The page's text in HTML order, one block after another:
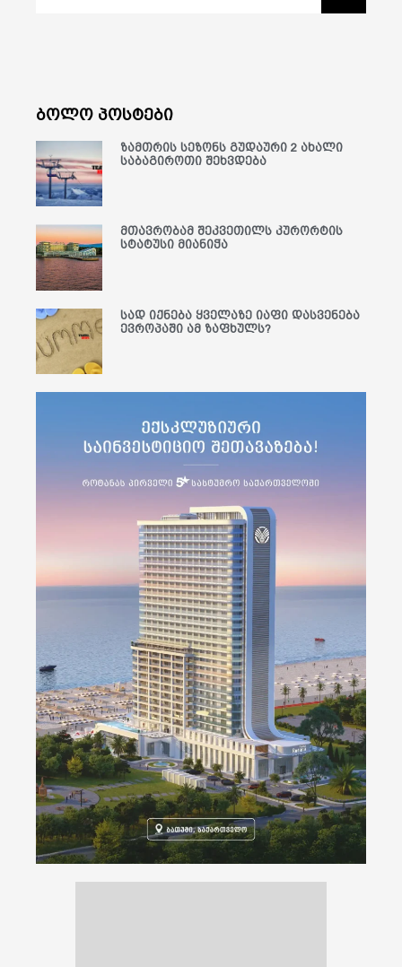
ბოლო პოსტები
ზამთრის სეზონს გუდაური 2 ახალი
საბაგიროთი შეხვდება
მთავრობამ შეკვეთილს კურორტის
სტატუსი მიანიჭა
სად იქნება ყველაზე იაფი დასვენება
ევროპაში ამ ზაფხულს?